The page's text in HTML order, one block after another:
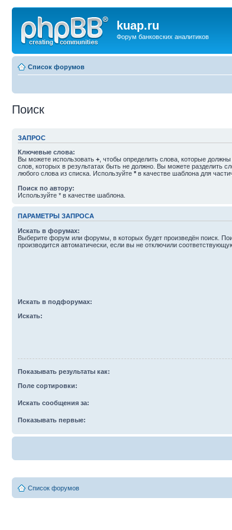
kuap.ru
Форум банковских аналитиков
Список форумов
Поиск
ЗАПРОС
Ключевые слова:
Вы можете использовать + , чтобы определить слова, которые
слов, которых в результатах быть не должно. Вы можете разделить
любого слова из списка. Используйте * в качестве шаблона для
Поиск по автору:
Используйте * в качестве шаблона.
ПАРАМЕТРЫ ЗАПРОСА
Искать в форумах:
Выберите форум или форумы, в которых будет произведён поиск.
производится автоматически, если вы не отключили
Искать в подфорумах:
Искать:
Показывать результаты как:
Поле сортировки:
Искать сообщения за:
Показывать первые:
Список форумов